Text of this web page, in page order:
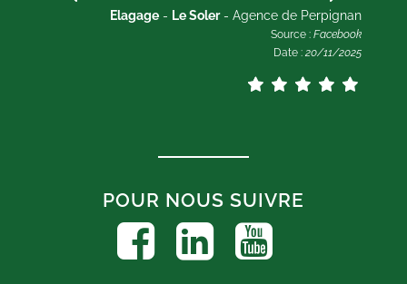
Elagage - Le Soler- Agence de Perpignan
Source : Facebook
Date : 20/11/2025
POUR NOUS SUIVRE